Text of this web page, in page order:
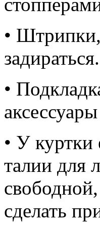
•
задираться.
•
• У куртки
талии для
сделать